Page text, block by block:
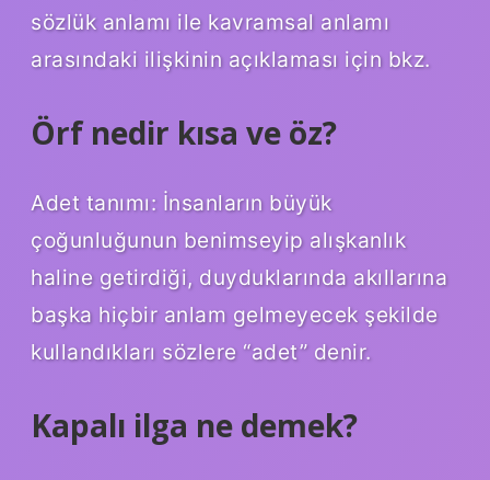
sözlük anlamı ile kavramsal anlamı
arasındaki ilişkinin açıklaması için bkz.
Örf nedir kısa ve öz?
Adet tanımı: İnsanların büyük
çoğunluğunun benimseyip alışkanlık
haline getirdiği, duyduklarında akıllarına
başka hiçbir anlam gelmeyecek şekilde
kullandıkları sözlere “adet” denir.
Kapalı ilga ne demek?